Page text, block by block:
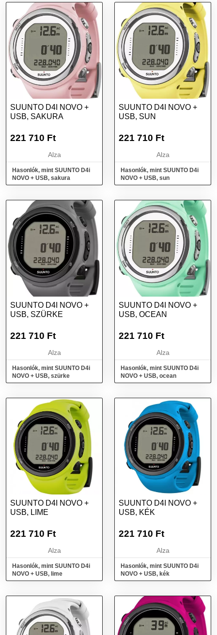
SUUNTO D4I NOVO +
USB, SAKURA
221 710 Ft
Alza
Hasonlók, mint SUUNTO D4i
NOVO + USB, sakura
SUUNTO D4I NOVO +
USB, SUN
221 710 Ft
Alza
Hasonlók, mint SUUNTO D4i
NOVO + USB, sun
SUUNTO D4I NOVO +
USB, SZÜRKE
221 710 Ft
Alza
Hasonlók, mint SUUNTO D4i
NOVO + USB, szürke
SUUNTO D4I NOVO +
USB, OCEAN
221 710 Ft
Alza
Hasonlók, mint SUUNTO D4i
NOVO + USB, ocean
SUUNTO D4I NOVO +
USB, LIME
221 710 Ft
Alza
Hasonlók, mint SUUNTO D4i
NOVO + USB, lime
SUUNTO D4I NOVO +
USB, KÉK
221 710 Ft
Alza
Hasonlók, mint SUUNTO D4i
NOVO + USB, kék